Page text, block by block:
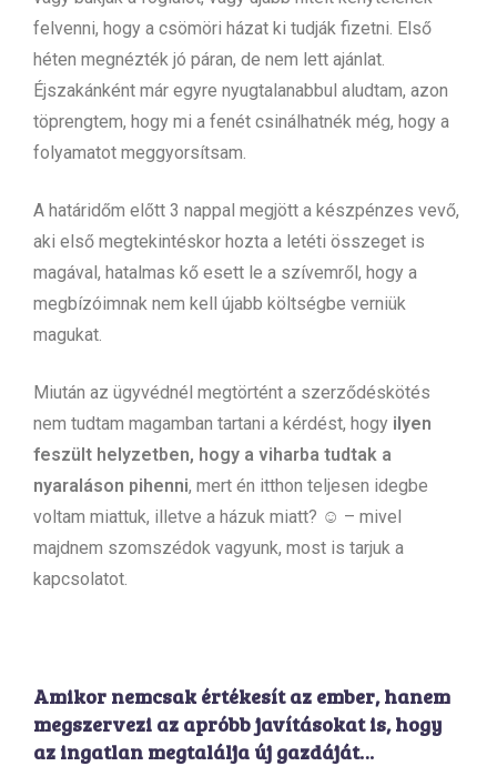
felvenni, hogy a csömöri házat ki tudják fizetni. Első
héten megnézték jó páran, de nem lett ajánlat.
Éjszakánként már egyre nyugtalanabbul aludtam, azon
töprengtem, hogy mi a fenét csinálhatnék még, hogy a
folyamatot meggyorsítsam.
A határidőm előtt 3 nappal megjött a készpénzes vevő,
aki első megtekintéskor hozta a letéti összeget is
magával, hatalmas kő esett le a szívemről, hogy a
megbízóimnak nem kell újabb költségbe verniük
magukat.
Miután az ügyvédnél megtörtént a szerződéskötés
nem tudtam magamban tartani a kérdést, hogy ilyen
feszült helyzetben, hogy a viharba tudtak a
nyaraláson pihenni, mert én itthon teljesen idegbe
voltam miattuk, illetve a házuk miatt? ☺ – mivel
majdnem szomszédok vagyunk, most is tarjuk a
kapcsolatot.
Amikor nemcsak értékesít az ember, hanem
megszervezi az apróbb javításokat is, hogy
az ingatlan megtalálja új gazdáját…